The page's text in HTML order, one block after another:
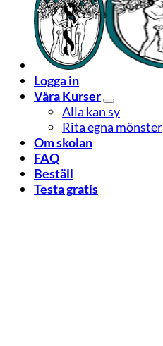
Logga in
Våra Kurser
Alla kan sy
Rita egna mönster
Om skolan
FAQ
Beställ
Testa gratis